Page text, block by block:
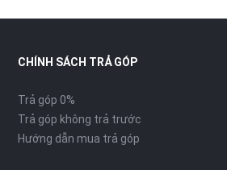
CHÍNH SÁCH TRẢ GÓP
Trả góp 0%
Trả góp không trả trước
Hướng dẫn mua trả góp